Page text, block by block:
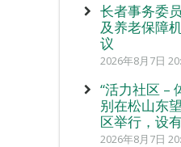
长者事务委
及养老保障
议
2026年8月7日
“活力社区 –
别在松山东
区举行，设
2026年8月7日